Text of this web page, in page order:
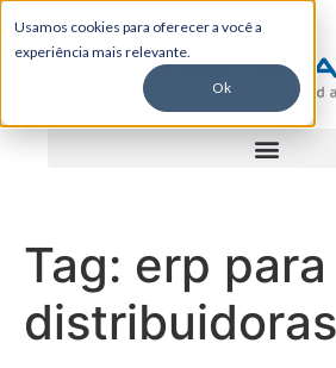
Usamos cookies para oferecer a você a
experiência mais relevante.
Ok
Tag: erp para
distribuidoras